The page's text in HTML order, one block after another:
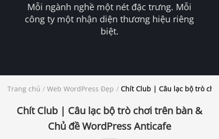
Mỗi ngành nghề một nét đặc trưng. Mỗi
công ty một nhận diện thương hiệu riêng
biệt.
Trang chủ / Web WordPress Đẹp / Chít Club | Câu lạc bộ trò
Chít Club | Câu lạc bộ trò chơi trên bàn &
Chủ đề WordPress Anticafe